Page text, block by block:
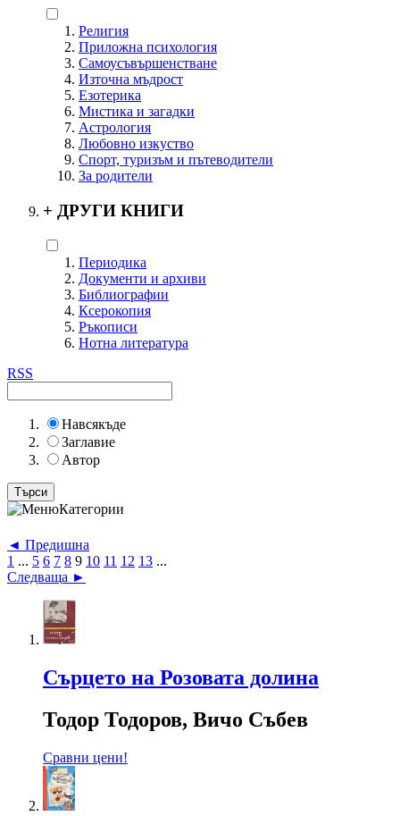
Религия
Приложна психология
Самоусъвършенстване
Източна мъдрост
Езотерика
Мистика и загадки
Астрология
Любовно изкуство
Спорт, туризъм и пътеводители
За родители
+ ДРУГИ КНИГИ
Периодика
Документи и архиви
Библиографии
Ксерокопия
Ръкописи
Нотна литература
RSS
Навсякъде
Заглавие
Автор
Категории
◄ Предишна
1 ... 5 6 7 8 9 10 11 12 13 ...
Следваща ►
Сърцето на Розовата долина
Тодор Тодоров, Вичо Събев
Сравни цени!